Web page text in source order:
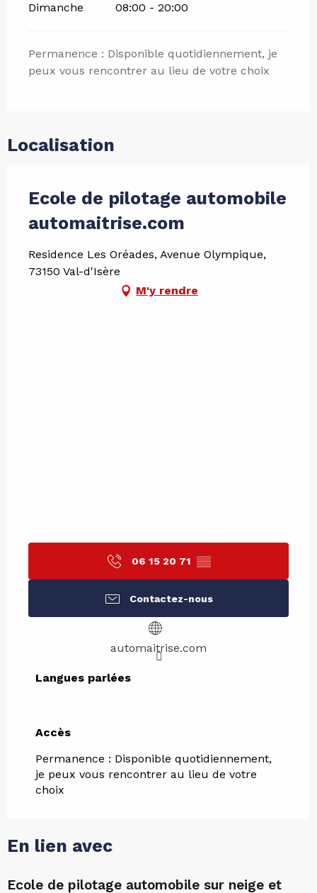
Dimanche 08:00 - 20:00
Permanence : Disponible quotidiennement, je
peux vous rencontrer au lieu de votre choix
Localisation
Ecole de pilotage automobile
automaitrise.com
Residence Les Oréades, Avenue Olympique,
73150 Val-d'Isère
M'y rendre
06 15 20 71 ▒▒
Contactez-nous
automaitrise.com
Langues parlées
Langues parlées
Accès
Accès
Permanence : Disponible quotidiennement,
je peux vous rencontrer au lieu de votre
choix
En lien avec
Ecole de pilotage automobile sur neige et